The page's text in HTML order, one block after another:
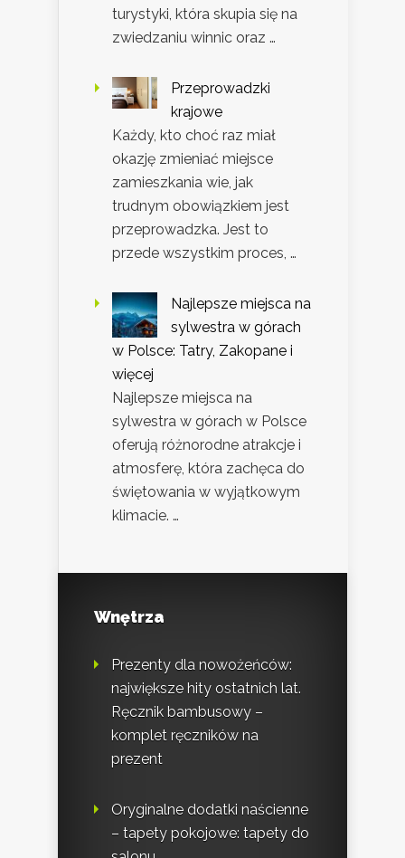
turystyki, która skupia się na
zwiedzaniu winnic oraz …
Przeprowadzki
krajowe
Każdy, kto choć raz miał
okazję zmieniać miejsce
zamieszkania wie, jak
trudnym obowiązkiem jest
przeprowadzka. Jest to
przede wszystkim proces, …
Najlepsze miejsca na
sylwestra w górach
w Polsce: Tatry, Zakopane i
więcej
Najlepsze miejsca na
sylwestra w górach w Polsce
oferują różnorodne atrakcje i
atmosferę, która zachęca do
świętowania w wyjątkowym
klimacie. …
Wnętrza
Prezenty dla nowożeńców:
największe hity ostatnich lat.
Ręcznik bambusowy –
komplet ręczników na
prezent
Oryginalne dodatki naścienne
– tapety pokojowe: tapety do